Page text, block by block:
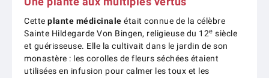
Cette plante médicinale était connue de la célèbre
Sainte Hildegarde Von Bingen, religieuse du 12e siècle
et guérisseuse. Elle la cultivait dans le jardin de son
monastère : les corolles de fleurs séchées étaient
utilisées en infusion pour calmer les toux et les